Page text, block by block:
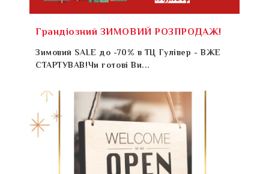
Грандіозний ЗИМОВИЙ РОЗПРОДАЖ!
Зимовий SALE до -70% в ТЦ Гулівер - ВЖЕ
СТАРТУВАВ!Чи готові Ви...